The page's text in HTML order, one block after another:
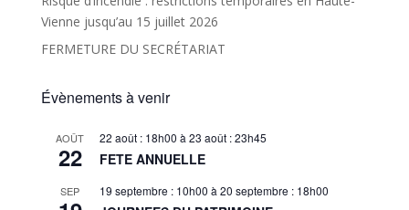
Vienne jusqu’au 15 juillet 2026
FERMETURE DU SECRÉTARIAT
Évènements à venir
AOÛT
22
22 août : 18h00 à 23 août : 23h45
FETE ANNUELLE
SEP 19 septembre : 10h00 à 20 septembre : 18h00